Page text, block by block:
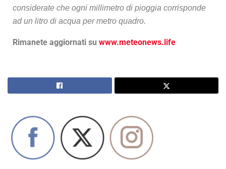
considerate che ogni millimetro di pioggia corrisponde
ad un litro di acqua per metro quadro.
Rimanete aggiornati su www.meteonews.life